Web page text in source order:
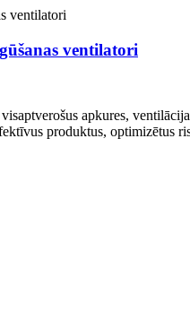
ventilatori
apkures,
produktus, optimizētus